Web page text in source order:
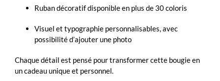
Ruban décoratif disponible en plus de 30 coloris
Visuel et typographie personnalisables, avec
possibilité d’ajouter une photo
Chaque détail est pensé pour transformer cette bougie en
un cadeau unique et personnel.